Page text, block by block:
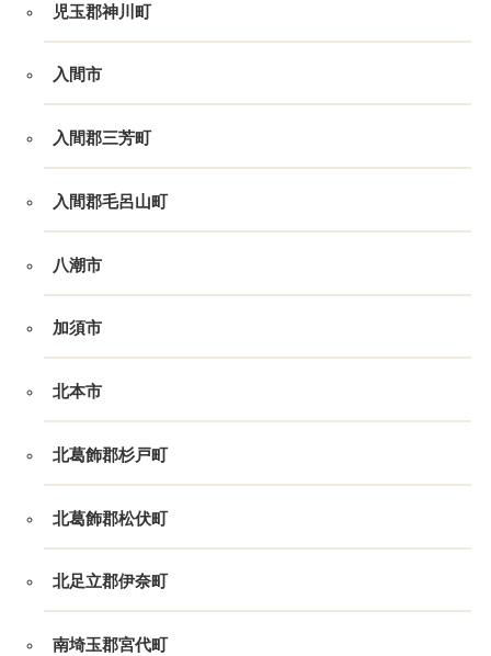
児玉郡神川町
入間市
入間郡三芳町
入間郡毛呂山町
八潮市
加須市
北本市
北葛飾郡杉戸町
北葛飾郡松伏町
北足立郡伊奈町
南埼玉郡宮代町